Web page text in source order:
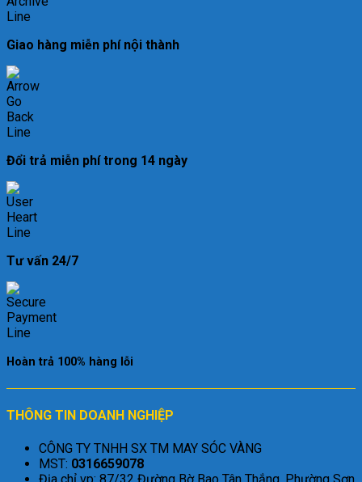
Giao hàng miễn phí nội thành
Đổi trả miễn phí trong 14 ngày
Tư vấn 24/7
Hoàn trả 100% hàng lỗi
THÔNG TIN DOANH NGHIỆP
CÔNG TY TNHH SX TM MAY SÓC VÀNG
MST: 0316659078
Địa chỉ vp: 87/32 Đường Bờ Bao Tân Thắng, Phường Sơn